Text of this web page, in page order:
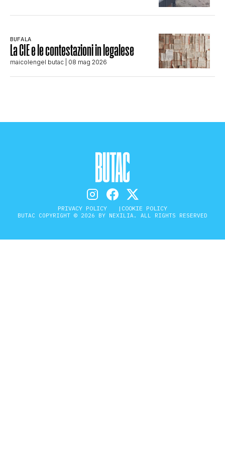
BUFALA
La CIE e le contestazioni in legalese
maicolengel butac | 08 mag 2026
PRIVACY POLICY COOKIE POLICY
BUTAC COPYRIGHT © 2026 BY NEXILIA. ALL RIGHTS RESERVED